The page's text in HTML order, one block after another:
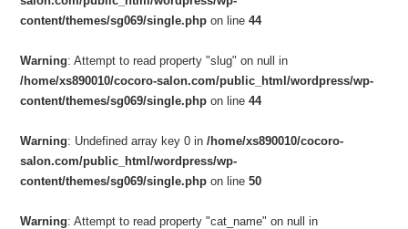
content/themes/sg069/single.php on line44
Warning: Attempt to read property "slug" on null in
/home/xs890010/cocoro-salon.com/public_html/wordpress/wp-
content/themes/sg069/single.php on line44
Warning: Undefined array key 0 in/home/xs890010/cocoro-
salon.com/public_html/wordpress/wp-
content/themes/sg069/single.php on line50
Warning: Attempt to read property "cat_name" on null in